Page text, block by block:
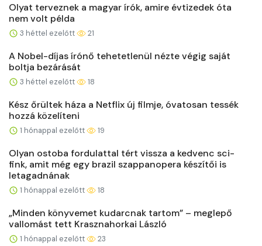
Olyat terveznek a magyar írók, amire évtizedek óta
nem volt példa
3 héttel ezelőtt 21
A Nobel-díjas írónő tehetetlenül nézte végig saját
boltja bezárását
3 héttel ezelőtt 18
Kész őrültek háza a Netflix új filmje, óvatosan tessék
hozzá közelíteni
1 hónappal ezelőtt 19
Olyan ostoba fordulattal tért vissza a kedvenc sci-
fink, amit még egy brazil szappanopera készítői is
letagadnának
1 hónappal ezelőtt 18
„Minden könyvemet kudarcnak tartom” – meglepő
vallomást tett Krasznahorkai László
1 hónappal ezelőtt 23